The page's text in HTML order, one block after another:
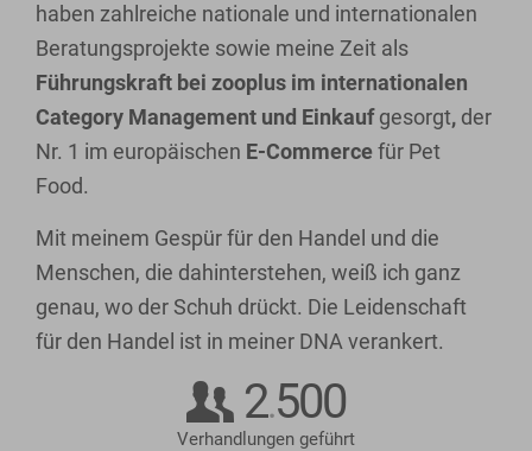
haben zahlreiche nationale und internationalen
Beratungsprojekte sowie meine Zeit als
Führungskraft bei zooplus im internationalen
Category Management und Einkaufgesorgt, der
Nr. 1 im europäischen E-Commercefür Pet
Food.
Mit meinem Gespür für den Handel und die
Menschen, die dahinterstehen, weiß ich ganz
genau, wo der Schuh drückt. Die Leidenschaft
für den Handel ist in meiner DNA verankert.
2.500
Verhandlungen geführt